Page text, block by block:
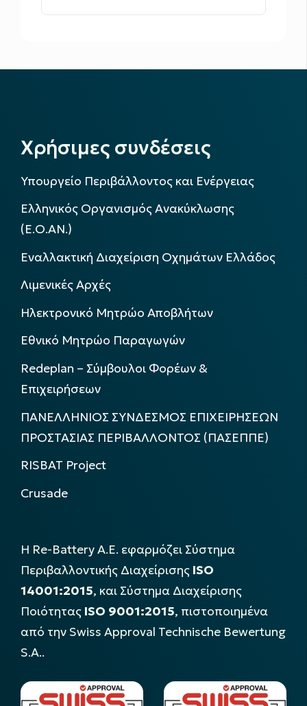
Χρήσιμες συνδέσεις
Υπουργείο Περιβάλλοντος και Ενέργειας
Ελληνικός Οργανισμός Ανακύκλωσης
(Ε.Ο.ΑΝ.)
Εναλλακτική Διαχείριση Οχημάτων Ελλάδος
Λιμενικές Αρχές
Ηλεκτρονικό Μητρώο Αποβλήτων
Εθνικό Μητρώο Παραγωγών
Redeplan – Σύμβουλοι Φορέων &
Επιχειρήσεων
ΠΑΝΕΛΛΗΝΙΟΣ ΣΥΝΔΕΣΜΟΣ ΕΠΙΧΕΙΡΗΣΕΩΝ
ΠΡΟΣΤΑΣΙΑΣ ΠΕΡΙΒΑΛΛΟΝΤΟΣ (ΠΑΣΕΠΠΕ)
RISBAT Project
Crusade
Η Re-Battery Α.Ε. εφαρμόζει Σύστημα
Περιβαλλοντικής Διαχείρισης ISO
14001:2015, και Σύστημα Διαχείρισης
Ποιότητας ISO 9001:2015, πιστοποιημένα
από την Swiss Approval Technische Bewertung
S.A..